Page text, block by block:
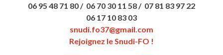
06 95 48 71 80 / 06 70 30 11 58 / 07 81 83 97 22
06 17 10 83 03
snudi.fo37@gmail.com
Rejoignez le Snudi-FO !